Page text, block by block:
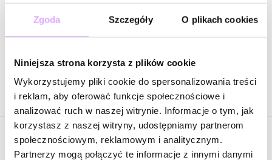
Zgoda Szczegóły O plikach cookies
Niniejsza strona korzysta z plików cookie
Wykorzystujemy pliki cookie do spersonalizowania treści
i reklam, aby oferować funkcje społecznościowe i
analizować ruch w naszej witrynie. Informacje o tym, jak
korzystasz z naszej witryny, udostępniamy partnerom
społecznościowym, reklamowym i analitycznym.
Partnerzy mogą połączyć te informacje z innymi danymi
79,00 zł
Wysyłka do 2 dni roboczych
Opis produktu
Surowiec: stal szlachetna.
Kolor surowca: srebrny oksydowany matowy.
Szerokość: 0,80 cm.
Opinie